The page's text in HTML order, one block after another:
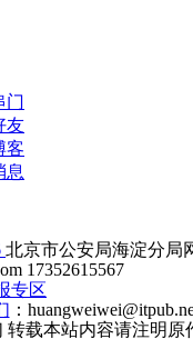
门
友
客
息
北京市公安局海淀分局
17352615567
专区
：
载本站内容请注明原